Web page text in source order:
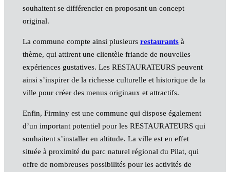
souhaitent se différencier en proposant un concept
original.
La commune compte ainsi plusieurs restaurantsà
thème, qui attirent une clientèle friande de nouvelles
expériences gustatives. Les RESTAURATEURS peuvent
ainsi s’inspirer de la richesse culturelle et historique de la
ville pour créer des menus originaux et attractifs.
Enfin, Firminy est une commune qui dispose également
d’un important potentiel pour les RESTAURATEURS qui
souhaitent s’installer en altitude. La ville est en effet
située à proximité du parc naturel régional du Pilat, qui
offre de nombreuses possibilités pour les activités de